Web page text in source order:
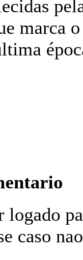
marca
logado
caso